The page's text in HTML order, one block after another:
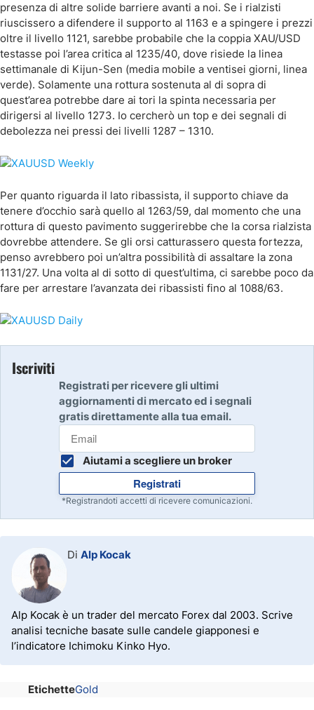
presenza di altre solide barriere avanti a noi. Se i rialzisti
riuscissero a difendere il supporto al 1163 e a spingere i prezzi
oltre il livello 1121, sarebbe probabile che la coppia XAU/USD
testasse poi l’area critica al 1235/40, dove risiede la linea
settimanale di Kijun-Sen (media mobile a ventisei giorni, linea
verde). Solamente una rottura sostenuta al di sopra di
quest’area potrebbe dare ai tori la spinta necessaria per
dirigersi al livello 1273. Io cercherò un top e dei segnali di
debolezza nei pressi dei livelli 1287 – 1310.
Per quanto riguarda il lato ribassista, il supporto chiave da
tenere d’occhio sarà quello al 1263/59, dal momento che una
rottura di questo pavimento suggerirebbe che la corsa rialzista
dovrebbe attendere. Se gli orsi catturassero questa fortezza,
penso avrebbero poi un’altra possibilità di assaltare la zona
1131/27. Una volta al di sotto di quest’ultima, ci sarebbe poco da
fare per arrestare l’avanzata dei ribassisti fino al 1088/63.
Iscriviti
Registrati per ricevere gli ultimi
aggiornamenti di mercato ed i segnali
gratis direttamente alla tua email.
Aiutami a scegliere un broker
Registrati
*Registrandoti accetti di ricevere comunicazioni.
Di Alp Kocak
Alp Kocak è un trader del mercato Forex dal 2003. Scrive
analisi tecniche basate sulle candele giapponesi e
l’indicatore Ichimoku Kinko Hyo.
EtichetteGold